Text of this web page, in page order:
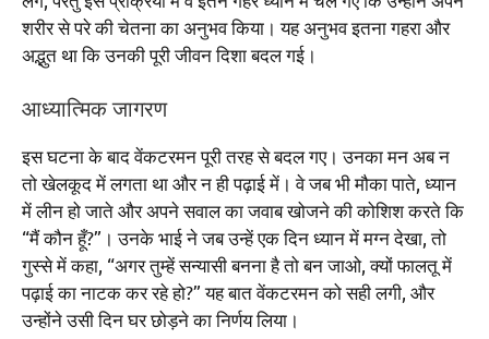
शरीर से परे की चेतना का अनुभव किया। यह अनुभव इतना गहरा और
अद्भुत था कि उनकी पूरी जीवन दिशा बदल गई।
आध्यात्मिक जागरण
इस घटना के बाद वेंकटरमन पूरी तरह से बदल गए। उनका मन अब न
तो खेलकूद में लगता था और न ही पढ़ाई में। वे जब भी मौका पाते, ध्यान
में लीन हो जाते और अपने सवाल का जवाब खोजने की कोशिश करते कि
“मैं कौन हूँ?”। उनके भाई ने जब उन्हें एक दिन ध्यान में मग्न देखा, तो
गुस्से में कहा, “अगर तुम्हें सन्यासी बनना है तो बन जाओ, क्यों फालतू में
पढ़ाई का नाटक कर रहे हो?” यह बात वेंकटरमन को सही लगी, और
उन्होंने उसी दिन घर छोड़ने का निर्णय लिया।